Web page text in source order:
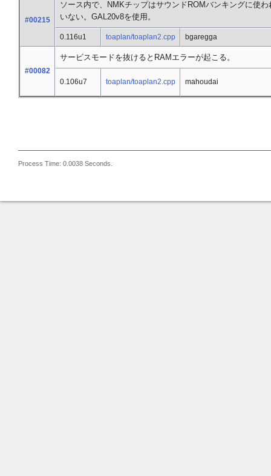
#00215
ソース内で、NMKチップはサウンドROMバンキングに使
いない。GAL20v8を使用。
0.116u1 toaplan/toaplan2.cpp bgaregga
#00082
サービスモードを抜けるとRAMエラーが起こる。
0.106u7 toaplan/toaplan2.cpp mahoudai
Process Time: 0.0038 Seconds.